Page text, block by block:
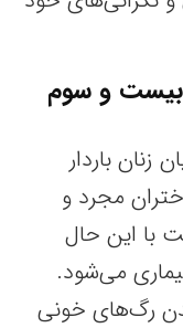
بیست و سوم
باردار
مجرد و
با این حال
می‌شود.
رگ‌های خونی